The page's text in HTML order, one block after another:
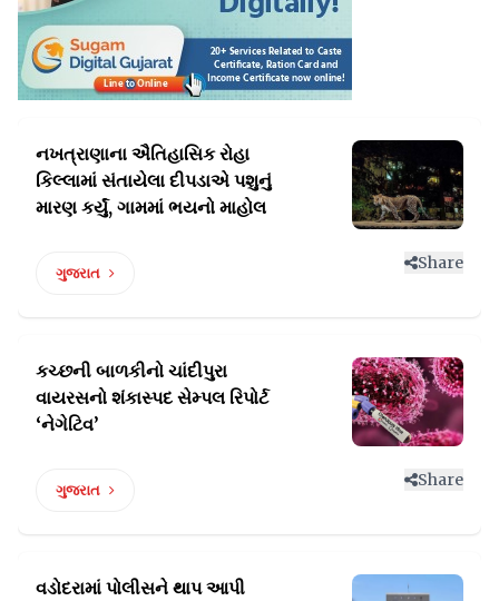
નખત્રાણાના ઐતિહાસિક રોહા
કિલ્લામાં સંતાયેલા દીપડાએ પશુનું
મારણ કર્યું, ગામમાં ભયનો માહોલ
ગુજરાત
Share
કચ્છની બાળકીનો ચાંદીપુરા
વાયરસનો શંકાસ્પદ સેમ્પલ રિપોર્ટ
‘નેગેટિવ’
ગુજરાત
Share
વડોદરામાં પોલીસને થાપ આપી